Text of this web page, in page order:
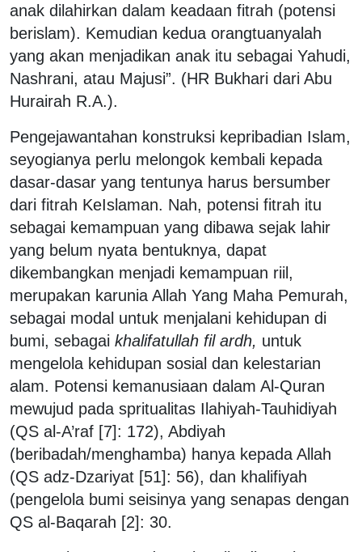
anak dilahirkan dalam keadaan fitrah (potensi
berislam). Kemudian kedua orangtuanyalah
yang akan menjadikan anak itu sebagai Yahudi,
Nashrani, atau Majusi”. (HR Bukhari dari Abu
Hurairah R.A.).
Pengejawantahan konstruksi kepribadian Islam,
seyogianya perlu melongok kembali kepada
dasar-dasar yang tentunya harus bersumber
dari fitrah KeIslaman. Nah, potensi fitrah itu
sebagai kemampuan yang dibawa sejak lahir
yang belum nyata bentuknya, dapat
dikembangkan menjadi kemampuan riil,
merupakan karunia Allah Yang Maha Pemurah,
sebagai modal untuk menjalani kehidupan di
bumi, sebagai khalifatullah fil ardh, untuk
mengelola kehidupan sosial dan kelestarian
alam. Potensi kemanusiaan dalam Al-Quran
mewujud pada spritualitas Ilahiyah-Tauhidiyah
(QS al-A’raf [7]: 172), Abdiyah
(beribadah/menghamba) hanya kepada Allah
(QS adz-Dzariyat [51]: 56), dan khalifiyah
(pengelola bumi seisinya yang senapas dengan
QS al-Baqarah [2]: 30.